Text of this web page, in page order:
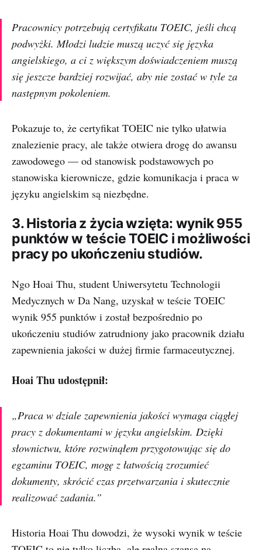
Pracownicy potrzebują certyfikatu TOEIC, jeśli chcą
podwyżki. Młodzi ludzie muszą uczyć się języka
angielskiego, a ci z większym doświadczeniem muszą
się jeszcze bardziej rozwijać, aby nie zostać w tyle za
następnym pokoleniem.
Pokazuje to, że certyfikat TOEIC nie tylko ułatwia
znalezienie pracy, ale także otwiera drogę do awansu
zawodowego — od stanowisk podstawowych po
stanowiska kierownicze, gdzie komunikacja i praca w
języku angielskim są niezbędne.
3. Historia z życia wzięta: wynik 955
punktów w teście TOEIC i możliwości
pracy po ukończeniu studiów.
Ngo Hoai Thu, student Uniwersytetu Technologii
Medycznych w Da Nang, uzyskał w teście TOEIC
wynik 955 punktów i został bezpośrednio po
ukończeniu studiów zatrudniony jako pracownik działu
zapewnienia jakości w dużej firmie farmaceutycznej.
Hoai Thu udostępnił:
„Praca w dziale zapewnienia jakości wymaga ciągłej
pracy z dokumentami w języku angielskim. Dzięki
słownictwu, które rozwinąłem przygotowując się do
egzaminu TOEIC, mogę z łatwością zrozumieć
dokumenty, skrócić czas przetwarzania i skutecznie
realizować zadania.”
Historia Hoai Thu dowodzi, że wysoki wynik w teście